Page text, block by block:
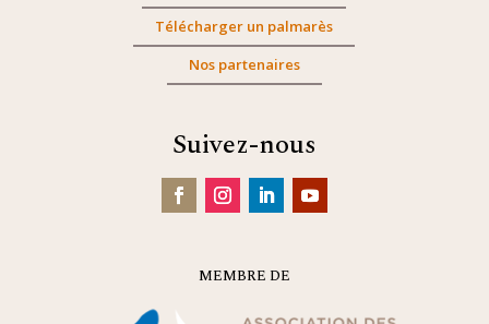
Télécharger un palmarès
Nos partenaires
Suivez-nous
MEMBRE DE